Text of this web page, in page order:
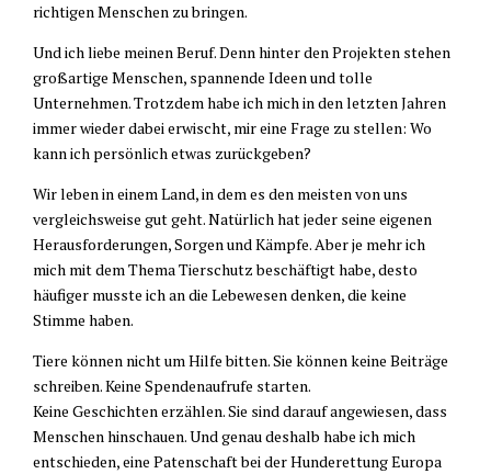
richtigen Menschen zu bringen.
Und ich liebe meinen Beruf. Denn hinter den Projekten stehen
großartige Menschen, spannende Ideen und tolle
Unternehmen. Trotzdem habe ich mich in den letzten Jahren
immer wieder dabei erwischt, mir eine Frage zu stellen: Wo
kann ich persönlich etwas zurückgeben?
Wir leben in einem Land, in dem es den meisten von uns
vergleichsweise gut geht. Natürlich hat jeder seine eigenen
Herausforderungen, Sorgen und Kämpfe. Aber je mehr ich
mich mit dem Thema Tierschutz beschäftigt habe, desto
häufiger musste ich an die Lebewesen denken, die keine
Stimme haben.
Tiere können nicht um Hilfe bitten. Sie können keine Beiträge
schreiben. Keine Spendenaufrufe starten.
Keine Geschichten erzählen. Sie sind darauf angewiesen, dass
Menschen hinschauen. Und genau deshalb habe ich mich
entschieden, eine Patenschaft bei der Hunderettung Europa